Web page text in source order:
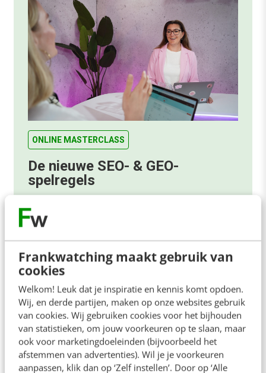
Frankwatching maakt gebruik van
cookies
Welkom! Leuk dat je inspiratie en kennis komt opdoen.
Wij, en derde partijen, maken op onze websites gebruik
van cookies. Wij gebruiken cookies voor het bijhouden
van statistieken, om jouw voorkeuren op te slaan, maar
ook voor marketingdoeleinden (bijvoorbeeld het
afstemmen van advertenties). Wil je je voorkeuren
aanpassen, klik dan op ‘Zelf instellen’. Door op ‘Alle
ONLINE MASTERCLASS
De nieuwe SEO- & GEO-
spelregels
content beter gevonden. Schrijf je in en bekijk
direct.
Meer weten
Contact Redactie